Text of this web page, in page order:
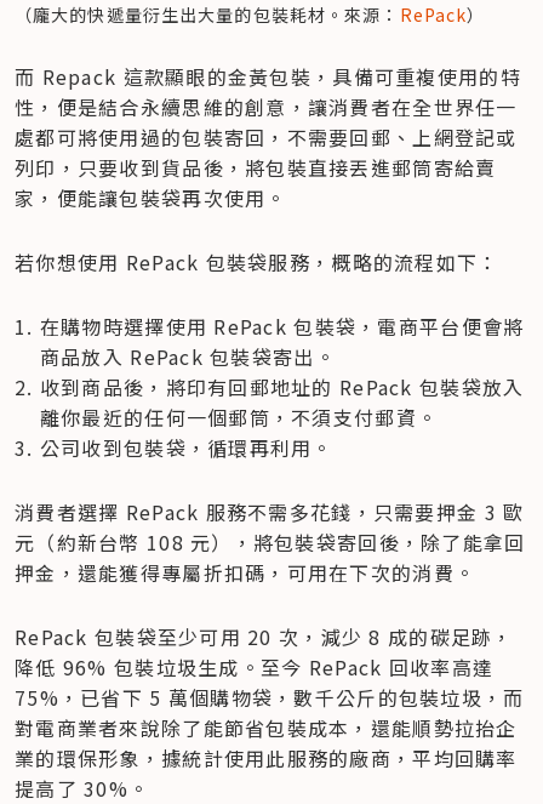
（龐大的快遞量衍生出大量的包裝耗材。來源： RePack）
而 Repack 這款顯眼的金黃包裝，具備可重複使用的特
性，便是結合永續思維的創意，讓消費者在全世界任一
處都可將使用過的包裝寄回，不需要回郵、上網登記或
列印，只要收到貨品後，將包裝直接丟進郵筒寄給賣
家，便能讓包裝袋再次使用。
若你想使用 RePack 包裝袋服務，概略的流程如下：
在購物時選擇使用 RePack 包裝袋，電商平台便會將
商品放入 RePack 包裝袋寄出。
收到商品後，將印有回郵地址的 RePack 包裝袋放入
離你最近的任何一個郵筒，不須支付郵資。
公司收到包裝袋，循環再利用。
消費者選擇 RePack 服務不需多花錢，只需要押金 3 歐
元（約新台幣 108 元），將包裝袋寄回後，除了能拿回
押金，還能獲得專屬折扣碼，可用在下次的消費。
RePack 包裝袋至少可用 20 次，減少 8 成的碳足跡，
降低 96% 包裝垃圾生成。至今 RePack 回收率高達
75%，已省下 5 萬個購物袋，數千公斤的包裝垃圾，而
對電商業者來說除了能節省包裝成本，還能順勢拉抬企
業的環保形象，據統計使用此服務的廠商，平均回購率
提高了 30%。